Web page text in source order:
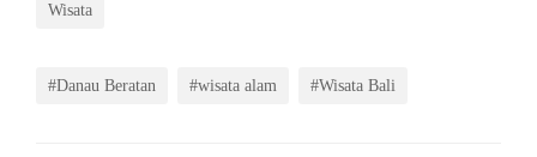
Wisata
#Danau Beratan #wisata alam #Wisata Bali